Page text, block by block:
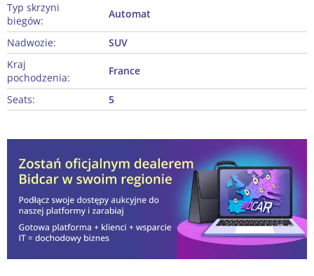
Typ skrzyni
biegów:
Automat
Nadwozie:
SUV
Kraj
pochodzenia:
France
Seats: 5